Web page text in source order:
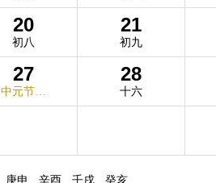
20
初八
21
初九
27
中元节…
28
十六
庚申 辛酉 壬戌 癸亥